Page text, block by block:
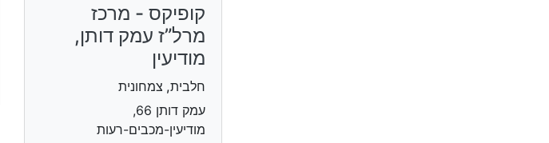
קופיקס - מרכז
מרל”ז עמק דותן,
מודיעין
חלבית, צמחונית
עמק דותן 66,
מודיעין-מכבים-רעות